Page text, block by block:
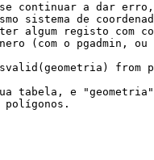
se continuar a dar
sistema de
algum registo com
(com o pgadmin,
from
tabela, e
polígonos.